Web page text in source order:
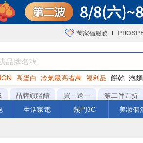
萬家福服務
高蛋白 冷氣最高省萬 福利品 餅乾 泡麵
咖啡
品牌旗艦館 買一送一 第二件五折
生活家電 熱門3C 美妝個